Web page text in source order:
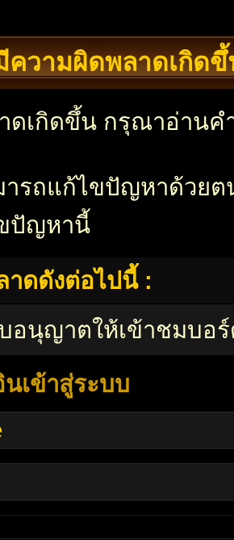
วามผิดพลาดเกิดขึ้
ดเกิดขึ้น กรุณาอ่านค
ารถแก้ไขปัญหาด้วย
ปัญหานี้
ดดังต่อไปนี้ :
อนุญาตให้เข้าชมบอ
เข้าสู่ระบบ